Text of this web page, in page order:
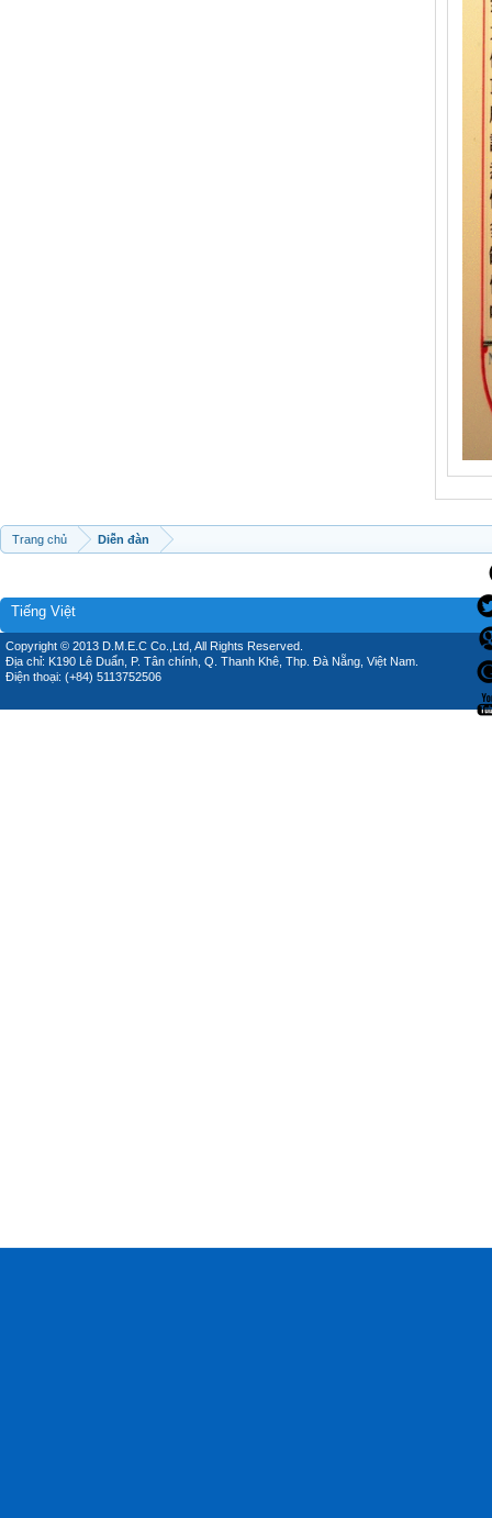
Trang chủ Diễn đàn
Tiếng Việt
Copyright © 2013 D.M.E.C Co.,Ltd, All Rights Reserved.
Địa chỉ: K190 Lê Duẩn, P. Tân chính, Q. Thanh Khê, Thp. Đà Nẵng, Việt Nam.
Điện thoại: (+84) 5113752506